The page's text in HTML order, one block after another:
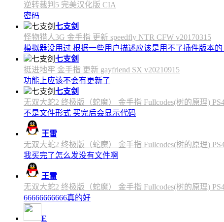
逆转裁判5 完美汉化版 CIA
密码
七支剑
怪物猎人3G 金手指 更新 speedfly NTR CFW v20170315
模拟器没用过 根据一些用户描述应该是用不了插件版本
七支剑
挺进地牢 金手指 更新 gayfriend SX v20210915
功能上应该不会有更新了
七支剑
无双大蛇2 终极版（蛇魔） 金手指 Fullcodes(树的原理)
不是文件形式 买完后会显示代码
王雷
无双大蛇2 终极版（蛇魔） 金手指 Fullcodes(树的原理)
我买完了怎么发没有文件啊
王雷
无双大蛇2 终极版（蛇魔） 金手指 Fullcodes(树的原理)
66666666666真的好
E